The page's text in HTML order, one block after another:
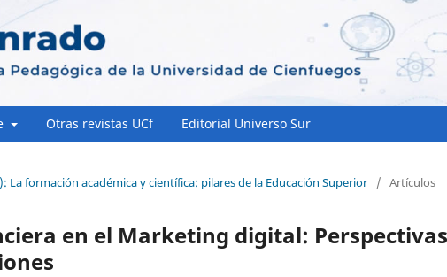
Otras revistas UCf Editorial Universo Sur
La formación académica y científica: pilares de la Educación Superior / Artículos
en el Marketing digital: Perspectivas